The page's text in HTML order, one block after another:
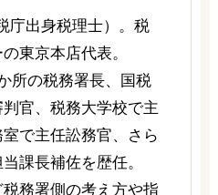
庁出身税理士）。税
東京本店代表。
所の税務署長、国税
官、税務大学校で主
で主任訟務官、さら
課長補佐を歴任。
務署側の考え方や指